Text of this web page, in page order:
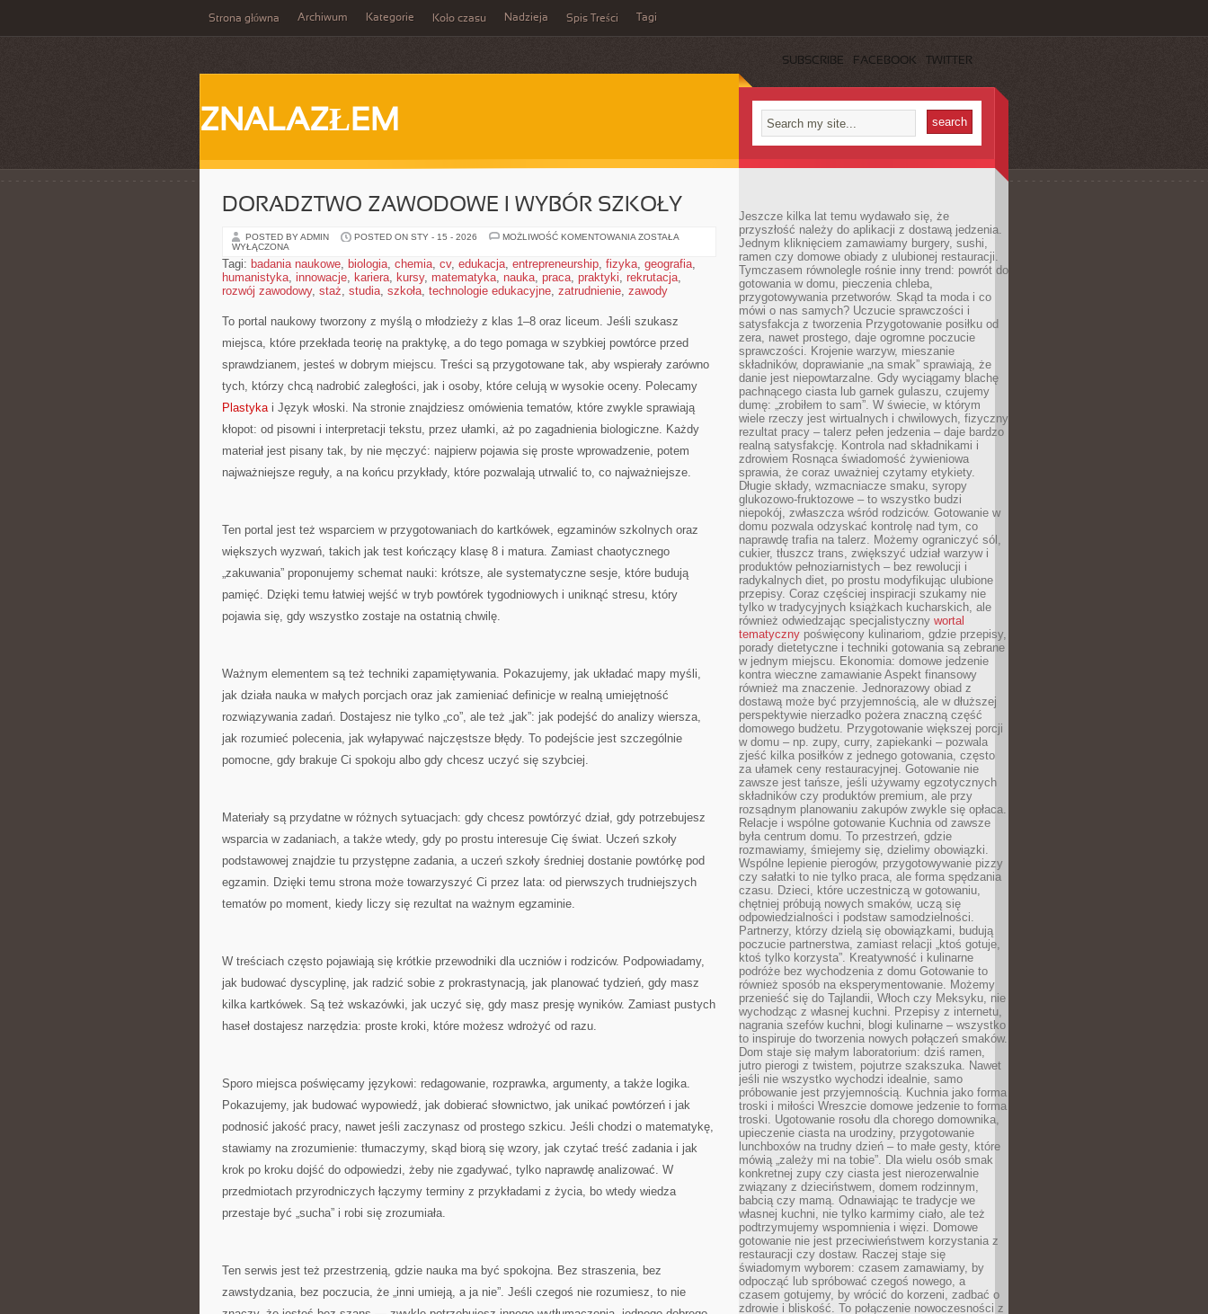
Strona główna Archiwum Kategorie Koło czasu Nadzieja Spis Treści Tagi
SUBSCRIBE FACEBOOK TWITTER
ZNALAZŁEM
DORADZTWO ZAWODOWE I WYBÓR SZKOŁY
POSTED BY ADMIN POSTED ON STY - 15 - 2026 MOŻLIWOŚĆ KOMENTOWANIA DORADZTWO
WYBÓR
SZKOŁY
ZOSTAŁA
WYŁĄCZONA
Tagi: badania naukowe, biologia, chemia, cv, edukacja, entrepreneurship, fizyka, geografia,
humanistyka, innowacje, kariera, kursy, matematyka, nauka, praca, praktyki, rekrutacja,
rozwój zawodowy, staż, studia, szkoła, technologie edukacyjne, zatrudnienie, zawody
To portal naukowy tworzony z myślą o młodzieży z klas 1–8 oraz liceum. Jeśli szukasz
miejsca, które przekłada teorię na praktykę, a do tego pomaga w szybkiej powtórce przed
sprawdzianem, jesteś w dobrym miejscu. Treści są przygotowane tak, aby wspierały zarówno
tych, którzy chcą nadrobić zaległości, jak i osoby, które celują w wysokie oceny. Polecamy
Plastykai Język włoski. Na stronie znajdziesz omówienia tematów, które zwykle sprawiają
kłopot: od pisowni i interpretacji tekstu, przez ułamki, aż po zagadnienia biologiczne. Każdy
materiał jest pisany tak, by nie męczyć: najpierw pojawia się proste wprowadzenie, potem
najważniejsze reguły, a na końcu przykłady, które pozwalają utrwalić to, co najważniejsze.
Ten portal jest też wsparciem w przygotowaniach do kartkówek, egzaminów szkolnych oraz
większych wyzwań, takich jak test kończący klasę 8 i matura. Zamiast chaotycznego
„zakuwania” proponujemy schemat nauki: krótsze, ale systematyczne sesje, które budują
pamięć. Dzięki temu łatwiej wejść w tryb powtórek tygodniowych i uniknąć stresu, który
pojawia się, gdy wszystko zostaje na ostatnią chwilę.
Ważnym elementem są też techniki zapamiętywania. Pokazujemy, jak układać mapy myśli,
jak działa nauka w małych porcjach oraz jak zamieniać definicje w realną umiejętność
rozwiązywania zadań. Dostajesz nie tylko „co”, ale też „jak”: jak podejść do analizy wiersza,
jak rozumieć polecenia, jak wyłapywać najczęstsze błędy. To podejście jest szczególnie
pomocne, gdy brakuje Ci spokoju albo gdy chcesz uczyć się szybciej.
Materiały są przydatne w różnych sytuacjach: gdy chcesz powtórzyć dział, gdy potrzebujesz
wsparcia w zadaniach, a także wtedy, gdy po prostu interesuje Cię świat. Uczeń szkoły
podstawowej znajdzie tu przystępne zadania, a uczeń szkoły średniej dostanie powtórkę pod
egzamin. Dzięki temu strona może towarzyszyć Ci przez lata: od pierwszych trudniejszych
tematów po moment, kiedy liczy się rezultat na ważnym egzaminie.
W treściach często pojawiają się krótkie przewodniki dla uczniów i rodziców. Podpowiadamy,
jak budować dyscyplinę, jak radzić sobie z prokrastynacją, jak planować tydzień, gdy masz
kilka kartkówek. Są też wskazówki, jak uczyć się, gdy masz presję wyników. Zamiast pustych
haseł dostajesz narzędzia: proste kroki, które możesz wdrożyć od razu.
Sporo miejsca poświęcamy językowi: redagowanie, rozprawka, argumenty, a także logika.
Pokazujemy, jak budować wypowiedź, jak dobierać słownictwo, jak unikać powtórzeń i jak
podnosić jakość pracy, nawet jeśli zaczynasz od prostego szkicu. Jeśli chodzi o matematykę,
stawiamy na zrozumienie: tłumaczymy, skąd biorą się wzory, jak czytać treść zadania i jak
krok po kroku dojść do odpowiedzi, żeby nie zgadywać, tylko naprawdę analizować. W
przedmiotach przyrodniczych łączymy terminy z przykładami z życia, bo wtedy wiedza
przestaje być „sucha” i robi się zrozumiała.
Ten serwis jest też przestrzenią, gdzie nauka ma być spokojna. Bez straszenia, bez
zawstydzania, bez poczucia, że „inni umieją, a ja nie”. Jeśli czegoś nie rozumiesz, to nie
Jeszcze kilka lat temu wydawało się, że
przyszłość należy do aplikacji z dostawą jedzenia.
Jednym kliknięciem zamawiamy burgery, sushi,
ramen czy domowe obiady z ulubionej restauracji.
Tymczasem równolegle rośnie inny trend: powrót do
gotowania w domu, pieczenia chleba,
przygotowywania przetworów. Skąd ta moda i co
mówi o nas samych? Uczucie sprawczości i
satysfakcja z tworzenia Przygotowanie posiłku od
zera, nawet prostego, daje ogromne poczucie
sprawczości. Krojenie warzyw, mieszanie
składników, doprawianie „na smak” sprawiają, że
danie jest niepowtarzalne. Gdy wyciągamy blachę
pachnącego ciasta lub garnek gulaszu, czujemy
dumę: „zrobiłem to sam”. W świecie, w którym
wiele rzeczy jest wirtualnych i chwilowych, fizyczny
rezultat pracy – talerz pełen jedzenia – daje bardzo
realną satysfakcję. Kontrola nad składnikami i
zdrowiem Rosnąca świadomość żywieniowa
sprawia, że coraz uważniej czytamy etykiety.
Długie składy, wzmacniacze smaku, syropy
glukozowo-fruktozowe – to wszystko budzi
niepokój, zwłaszcza wśród rodziców. Gotowanie w
domu pozwala odzyskać kontrolę nad tym, co
naprawdę trafia na talerz. Możemy ograniczyć sól,
cukier, tłuszcz trans, zwiększyć udział warzyw i
produktów pełnoziarnistych – bez rewolucji i
radykalnych diet, po prostu modyfikując ulubione
przepisy. Coraz częściej inspiracji szukamy nie
tylko w tradycyjnych książkach kucharskich, ale
również odwiedzając specjalistyczny wortal
tematyczny poświęcony kulinariom, gdzie przepisy,
porady dietetyczne i techniki gotowania są zebrane
w jednym miejscu. Ekonomia: domowe jedzenie
kontra wieczne zamawianie Aspekt finansowy
również ma znaczenie. Jednorazowy obiad z
dostawą może być przyjemnością, ale w dłuższej
perspektywie nierzadko pożera znaczną część
domowego budżetu. Przygotowanie większej porcji
w domu – np. zupy, curry, zapiekanki – pozwala
zjeść kilka posiłków z jednego gotowania, często
za ułamek ceny restauracyjnej. Gotowanie nie
zawsze jest tańsze, jeśli używamy egzotycznych
składników czy produktów premium, ale przy
rozsądnym planowaniu zakupów zwykle się opłaca.
Relacje i wspólne gotowanie Kuchnia od zawsze
była centrum domu. To przestrzeń, gdzie
rozmawiamy, śmiejemy się, dzielimy obowiązki.
Wspólne lepienie pierogów, przygotowywanie pizzy
czy sałatki to nie tylko praca, ale forma spędzania
czasu. Dzieci, które uczestniczą w gotowaniu,
chętniej próbują nowych smaków, uczą się
odpowiedzialności i podstaw samodzielności.
Partnerzy, którzy dzielą się obowiązkami, budują
poczucie partnerstwa, zamiast relacji „ktoś gotuje,
ktoś tylko korzysta”. Kreatywność i kulinarne
podróże bez wychodzenia z domu Gotowanie to
również sposób na eksperymentowanie. Możemy
przenieść się do Tajlandii, Włoch czy Meksyku, nie
wychodząc z własnej kuchni. Przepisy z internetu,
nagrania szefów kuchni, blogi kulinarne – wszystko
to inspiruje do tworzenia nowych połączeń smaków.
Dom staje się małym laboratorium: dziś ramen,
jutro pierogi z twistem, pojutrze szakszuka. Nawet
jeśli nie wszystko wychodzi idealnie, samo
próbowanie jest przyjemnością. Kuchnia jako forma
troski i miłości Wreszcie domowe jedzenie to forma
troski. Ugotowanie rosołu dla chorego domownika,
upieczenie ciasta na urodziny, przygotowanie
lunchboxów na trudny dzień – to małe gesty, które
mówią „zależy mi na tobie”. Dla wielu osób smak
konkretnej zupy czy ciasta jest nierozerwalnie
związany z dzieciństwem, domem rodzinnym,
babcią czy mamą. Odnawiając te tradycje we
własnej kuchni, nie tylko karmimy ciało, ale też
podtrzymujemy wspomnienia i więzi. Domowe
gotowanie nie jest przeciwieństwem korzystania z
restauracji czy dostaw. Raczej staje się
świadomym wyborem: czasem zamawiamy, by
odpocząć lub spróbować czegoś nowego, a
czasem gotujemy, by wrócić do korzeni, zadbać o
zdrowie i bliskość. To połączenie nowoczesności z